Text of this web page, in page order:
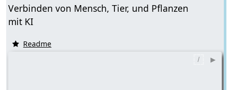
Verbinden von Mensch, Tier, und Pflanzen
mit KI
Readme